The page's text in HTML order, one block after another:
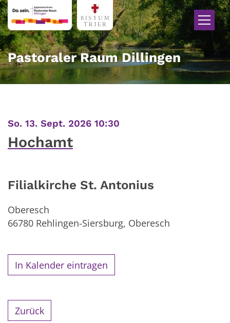
Zum Inhalt springen
Pastoraler Raum Dillingen
So. 13. Sept. 2026 10:30
Hochamt
Filialkirche St. Antonius
Oberesch
66780 Rehlingen-Siersburg, Oberesch
In Kalender eintragen
Zurück